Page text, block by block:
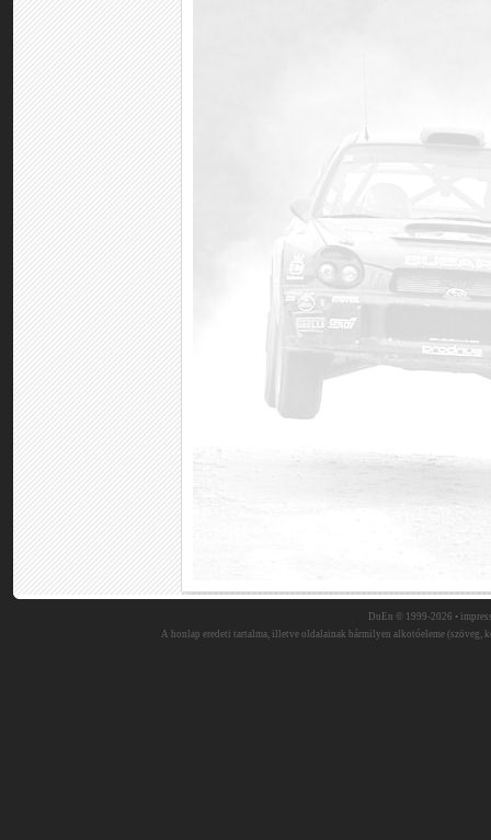
DuEn © 1999-2026 •
A honlap eredeti tartalma, illetve oldalainak bármilyen alkotóeleme (szöveg,